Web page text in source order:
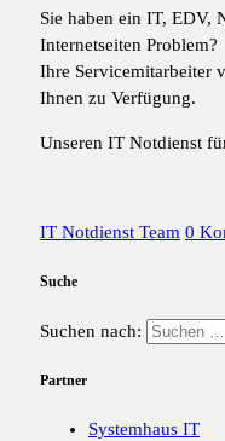
Sie haben ein IT, EDV,
Internetseiten Problem?
Ihre Servicemitarbeiter
Ihnen zu Verfügung.
Unseren IT Notdienst
IT Notdienst Team 0
Suche
Suchen nach:
Partner
Systemhaus IT